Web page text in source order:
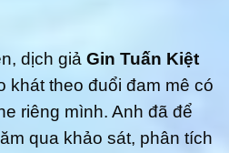
dịch giả Gin Tuấn Kiệt
khát theo đuổi đam mê có
riêng mình. Anh đã để
qua khảo sát, phân tích